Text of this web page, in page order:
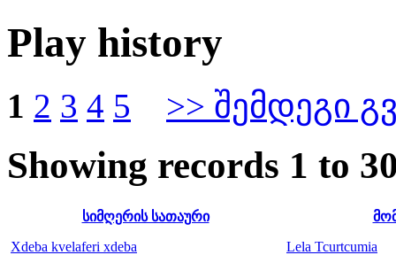
Play history
1 2 3 4 5 >> შემდეგი
Showing records 1 to
სიმღერის სათაური
Xdeba kvelaferi xdeba
Lela Tcurtcumia